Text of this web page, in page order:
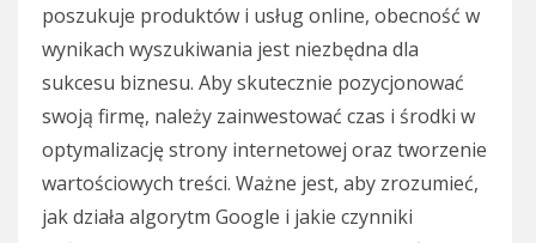
poszukuje produktów i usług online, obecność w
wynikach wyszukiwania jest niezbędna dla
sukcesu biznesu. Aby skutecznie pozycjonować
swoją firmę, należy zainwestować czas i środki w
optymalizację strony internetowej oraz tworzenie
wartościowych treści. Ważne jest, aby zrozumieć,
jak działa algorytm Google i jakie czynniki